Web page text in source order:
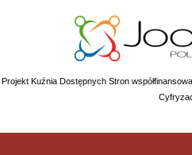
Projekt Kuźnia Dostępnych Stron